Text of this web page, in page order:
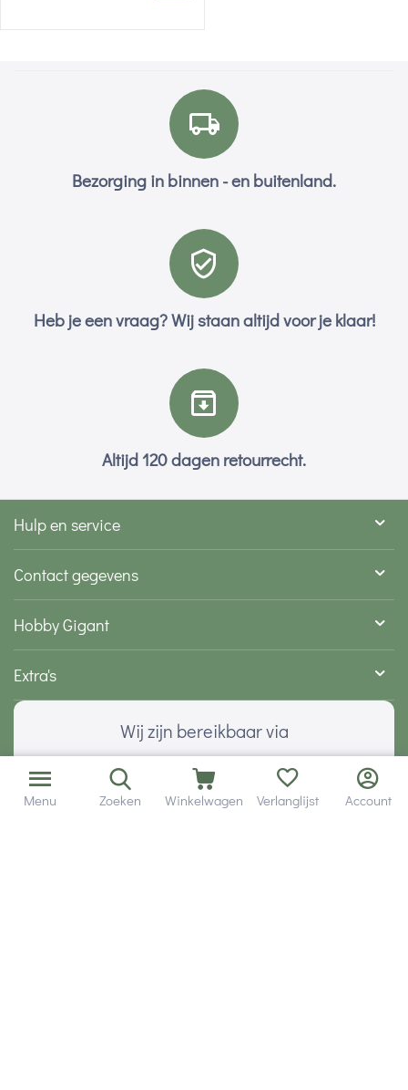
Bezorging in binnen - en buitenland.
Heb je een vraag? Wij staan altijd voor je klaar!
Altijd 120 dagen retourrecht.
Hulp en service
Contact gegevens
Hobby Gigant
Extra's
Wij zijn bereikbaar via
Menu Zoeken Winkelwagen Verlanglijst Account